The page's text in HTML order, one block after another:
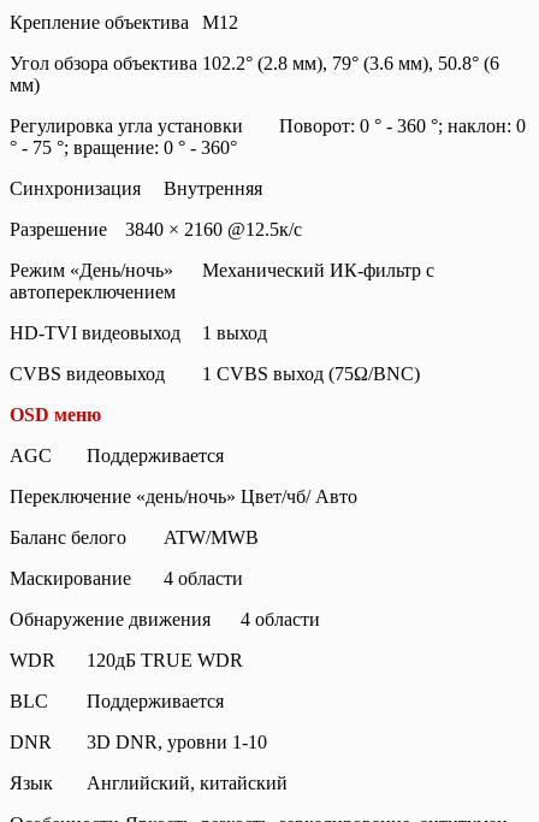
Крепление объектива
М12
Угол обзора объектива 102.2° (2.8 мм), 79° (3.6 мм), 50.8° (6
мм)
Регулировка угла установки
Поворот: 0 ° - 360 °; наклон: 0
° - 75 °; вращение: 0 ° - 360°
Синхронизация
Внутренняя
Разрешение
3840 × 2160 @12.5к/с
Режим «День/ночь»
Механический ИК-фильтр с
автопереключением
HD-TVI видеовыход
1 выход
CVBS видеовыход
1 CVBS выход (75Ω/BNC)
OSD меню
AGC
Поддерживается
Переключение «день/ночь» Цвет/чб/ Авто
Баланс белого
ATW/MWB
Маскирование
4 области
Обнаружение движения
4 области
WDR
120дБ TRUE WDR
BLC
Поддерживается
DNR
3D DNR, уровни 1-10
Язык
Английский, китайский